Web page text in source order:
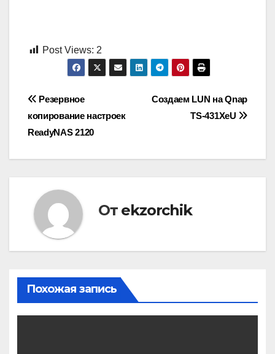
Post Views: 2
Навигация
по
записям
Создаем LUN на Qnap
TS-431XeU
Резервное
копирование настроек
ReadyNAS 2120
От ekzorchik
Похожая запись